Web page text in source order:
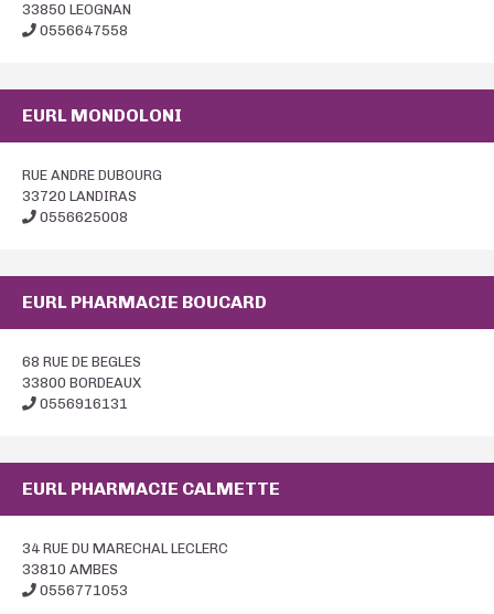
33850 LEOGNAN
0556647558
EURL MONDOLONI
RUE ANDRE DUBOURG
33720 LANDIRAS
0556625008
EURL PHARMACIE BOUCARD
68 RUE DE BEGLES
33800 BORDEAUX
0556916131
EURL PHARMACIE CALMETTE
34 RUE DU MARECHAL LECLERC
33810 AMBES
0556771053